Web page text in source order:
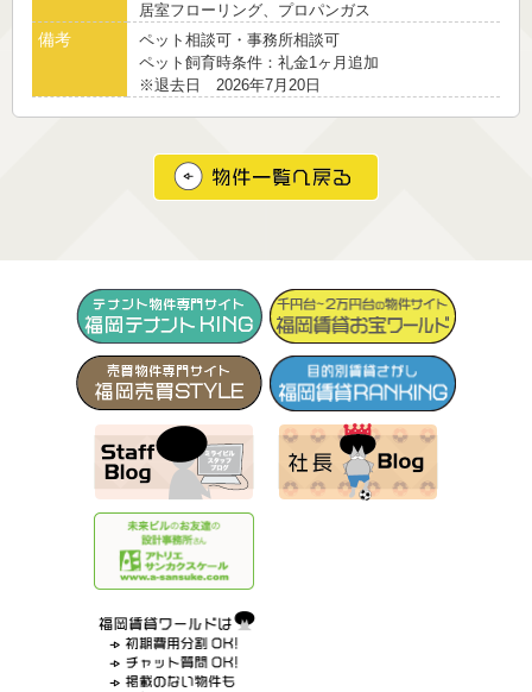
居室フローリング、プロパンガス
備考
ペット相談可・事務所相談可
ペット飼育時条件：礼金1ヶ月追加
※退去日 2026年7月20日